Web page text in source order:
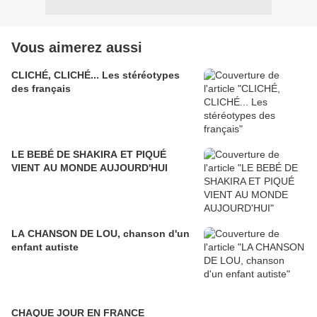
Vous aimerez aussi
CLICHÉ, CLICHÉ... Les stéréotypes
des français
LE BEBÉ DE SHAKIRA ET PIQUÉ
VIENT AU MONDE AUJOURD'HUI
LA CHANSON DE LOU, chanson d'un
enfant autiste
CHAQUE JOUR EN FRANCE